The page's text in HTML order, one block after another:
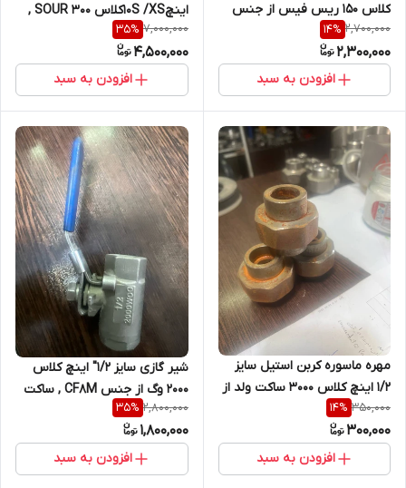
کلاس 150 ریس فیس از جنس
316
2,700,000
14%
2,300,000
افزودن به سبد
اینچ10S /XSکلاس 300 SOUR ,
به طول 150میلیمتر
SA182F316/F316L کپی
7,000,000
35%
4,500,000
افزودن به سبد
مهره ماسوره کربن استیل سایز
1/۲ اینچ کلاس 3000 ساکت ولد از
جنس A105N
350,000
14%
300,000
افزودن به سبد
شیر گازی سایز 1/2" اینچ کلاس
2000 وگ از جنس CF8M , ساکت
ولد
2,800,000
35%
1,800,000
افزودن به سبد